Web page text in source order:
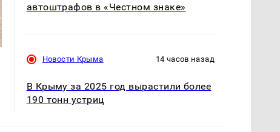
автоштрафов в «Честном знаке»
Новости Крыма 14 часов назад
В Крыму за 2025 год вырастили более
190 тонн устриц